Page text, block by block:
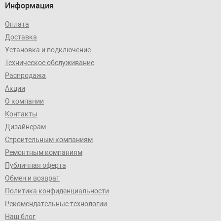
Информация
Оплата
Доставка
Установка и подключение
Техническое обслуживание
Распродажа
Акции
О компании
Контакты
Дизайнерам
Строительным компаниям
Ремонтным компаниям
Публичная оферта
Обмен и возврат
Политика конфиденциальности
Рекомендательные технологии
Наш блог